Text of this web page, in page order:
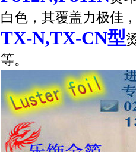
白色，其覆盖力极佳
TX-N,TX-CN型
等。